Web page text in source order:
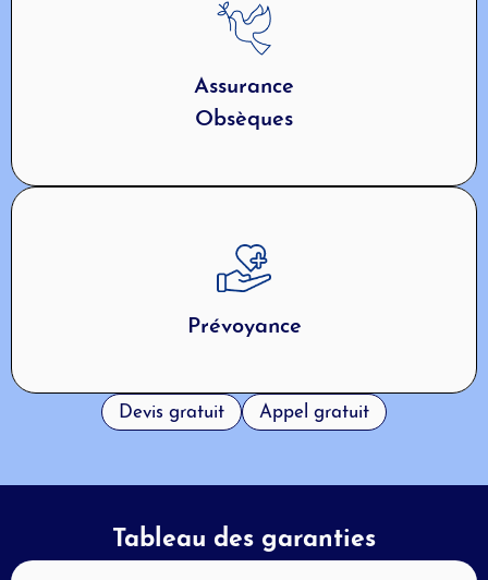
Assurance
Obsèques
Prévoyance
Devis gratuit Appel gratuit
Tableau des garanties